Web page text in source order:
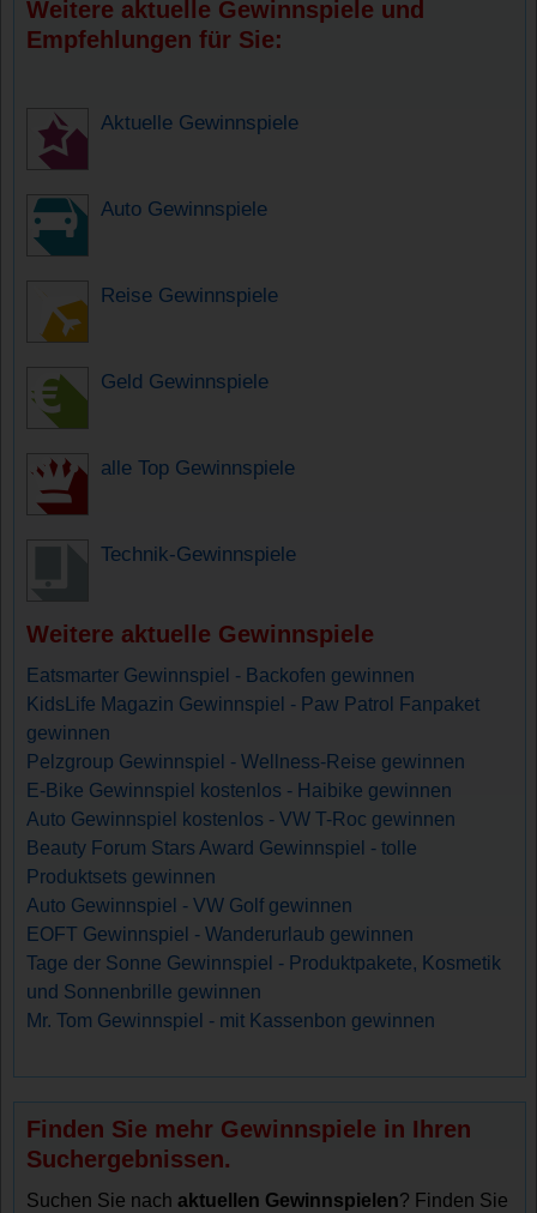
Weitere aktuelle Gewinnspiele und
Empfehlungen für Sie:
Aktuelle Gewinnspiele
Auto Gewinnspiele
Reise Gewinnspiele
Geld Gewinnspiele
alle Top Gewinnspiele
Technik-Gewinnspiele
Weitere aktuelle Gewinnspiele
Eatsmarter Gewinnspiel - Backofen gewinnen
KidsLife Magazin Gewinnspiel - Paw Patrol Fanpaket
gewinnen
Pelzgroup Gewinnspiel - Wellness-Reise gewinnen
E-Bike Gewinnspiel kostenlos - Haibike gewinnen
Auto Gewinnspiel kostenlos - VW T-Roc gewinnen
Beauty Forum Stars Award Gewinnspiel - tolle
Produktsets gewinnen
Auto Gewinnspiel - VW Golf gewinnen
EOFT Gewinnspiel - Wanderurlaub gewinnen
Tage der Sonne Gewinnspiel - Produktpakete, Kosmetik
und Sonnenbrille gewinnen
Mr. Tom Gewinnspiel - mit Kassenbon gewinnen
Finden Sie mehr Gewinnspiele in Ihren
Suchergebnissen.
Suchen Sie nachaktuellen Gewinnspielen? Finden Sie